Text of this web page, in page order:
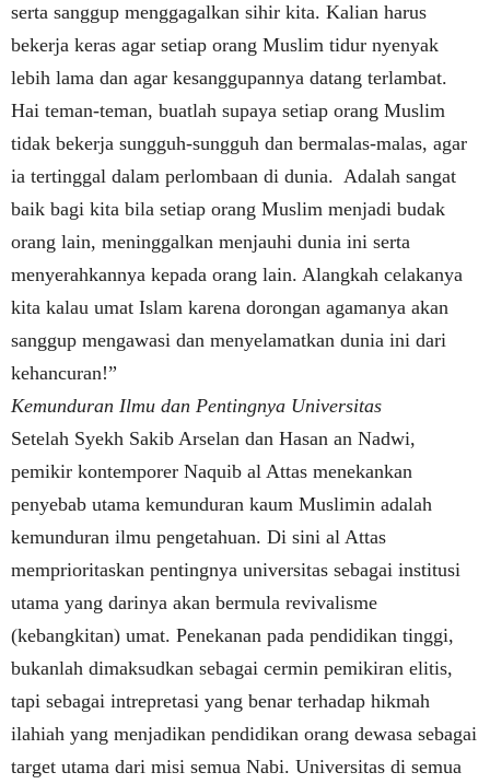
serta sanggup menggagalkan sihir kita. Kalian harus
bekerja keras agar setiap orang Muslim tidur nyenyak
lebih lama dan agar kesanggupannya datang terlambat.
Hai teman-teman, buatlah supaya setiap orang Muslim
tidak bekerja sungguh-sungguh dan bermalas-malas, agar
ia tertinggal dalam perlombaan di dunia. Adalah sangat
baik bagi kita bila setiap orang Muslim menjadi budak
orang lain, meninggalkan menjauhi dunia ini serta
menyerahkannya kepada orang lain. Alangkah celakanya
kita kalau umat Islam karena dorongan agamanya akan
sanggup mengawasi dan menyelamatkan dunia ini dari
kehancuran!”
Kemunduran Ilmu dan Pentingnya Universitas
Setelah Syekh Sakib Arselan dan Hasan an Nadwi,
pemikir kontemporer Naquib al Attas menekankan
penyebab utama kemunduran kaum Muslimin adalah
kemunduran ilmu pengetahuan. Di sini al Attas
memprioritaskan pentingnya universitas sebagai institusi
utama yang darinya akan bermula revivalisme
(kebangkitan) umat. Penekanan pada pendidikan tinggi,
bukanlah dimaksudkan sebagai cermin pemikiran elitis,
tapi sebagai intrepretasi yang benar terhadap hikmah
ilahiah yang menjadikan pendidikan orang dewasa sebagai
target utama dari misi semua Nabi. Universitas di semua